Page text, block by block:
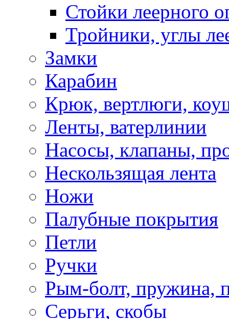
Стойки леерного
Тройники, углы
Замки
Карабин
Крюк, вертлюги,
Ленты, ватерлинии
Насосы, клапаны,
Нескользящая лента
Ножи
Палубные покрытия
Петли
Ручки
Рым-болт, пружина,
Серьги, скобы